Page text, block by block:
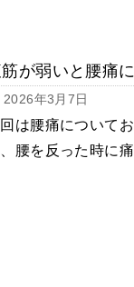
が弱いと腰痛
2026年3月7日
は腰痛について
腰を反った時に